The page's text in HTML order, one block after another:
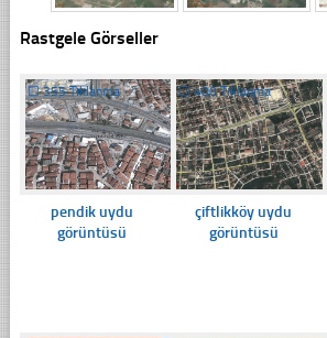
Rastgele Görseller
☐355 Tıklanma
pendik uydu
görüntüsü
☐400 Tıklanma
çiftlikköy uydu
görüntüsü